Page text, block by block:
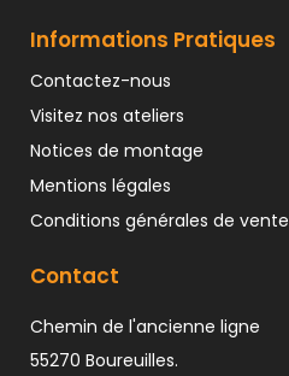
Informations Pratiques
Contactez-nous
Visitez nos ateliers
Notices de montage
Mentions légales
Conditions générales de vente
Contact
Chemin de l'ancienne ligne
55270 Boureuilles.